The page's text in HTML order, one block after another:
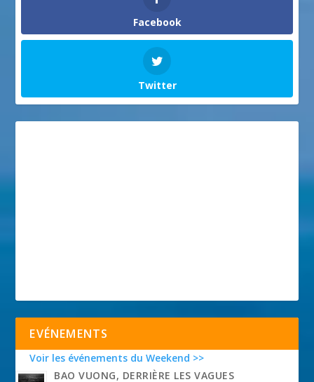
Facebook
Twitter
EVÉNEMENTS
Voir les événements du Weekend >>
BAO VUONG, DERRIÈRE LES VAGUES